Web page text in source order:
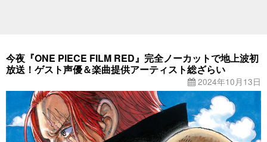
今夜『ONE PIECE FILM RED』完全ノーカットで地上波初
放送！ゲスト声優＆楽曲提供アーティスト総ざらい
2024年10月13日